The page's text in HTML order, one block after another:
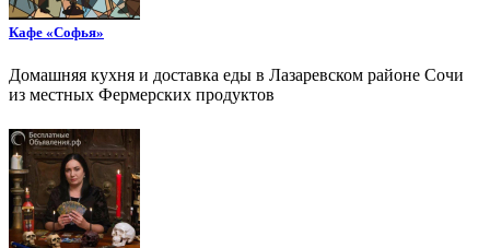
Кафе «Софья»
Домашняя кухня и доставка еды в Лазаревском районе Сочи
из местных Фермерских продуктов